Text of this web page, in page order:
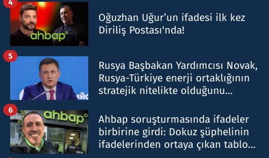
Oğuzhan Uğur’un ifadesi ilk kez
Diriliş Postası'nda!
Rusya Başbakan Yardımcısı Novak,
Rusya-Türkiye enerji ortaklığının
stratejik nitelikte olduğunu
5
Ahbap soruşturmasında ifadeler
birbirine girdi: Dokuz şüphelinin
ifadelerinden ortaya çıkan tablo
6